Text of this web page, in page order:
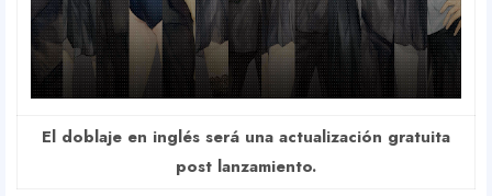
El doblaje en inglés será una actualización gratuita
post lanzamiento.